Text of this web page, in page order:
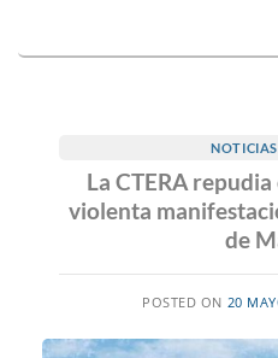
La CTERA
violenta
de
POSTED ON 20